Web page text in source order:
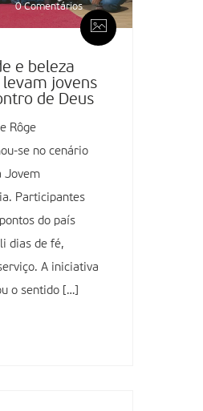
0 Comentários
e beleza
jovens
de Deus
Rôge
se no cenário
Jovem
Participantes
do país
dias de fé,
A iniciativa
o sentido […]